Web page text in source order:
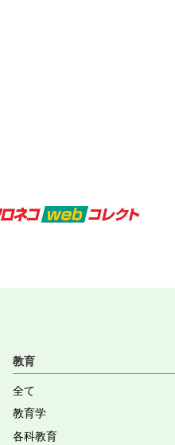
教育
全て
教育学
各科教育